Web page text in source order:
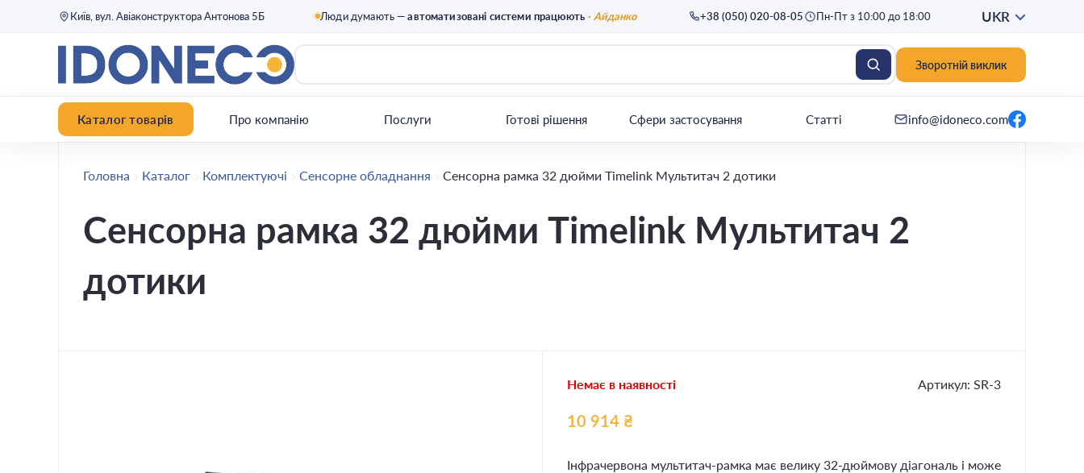
Київ, вул. Авіаконструктора Антонова 5Б Люди думають —автоматизовані системи працюють · Айданко +38 (050) 020-08-05 Пн-Пт з 10:00 до 18:00 UKR
Зворотній виклик
Каталог товарів Про компанію Послуги Готові рішення Сфери застосування Статті info@idoneco.com
Головна Каталог Комплектуючі Сенсорне обладнання Сенсорна рамка 32 дюйми Timelink Мультитач 2 дотики
Сенсорна рамка 32 дюйми Timelink Мультитач 2
дотики
Немає в наявності Артикул: SR-3
10 914 ₴
Інфрачервона мультитач-рамка має велику 32-дюймову діагональ і може